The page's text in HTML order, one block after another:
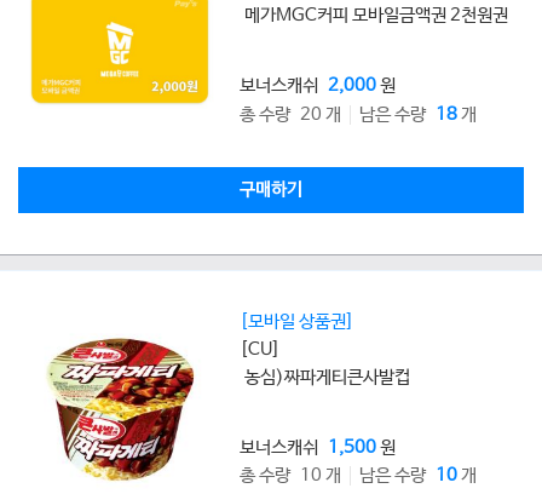
메가MGC커피 모바일금액권 2천원권
보너스캐쉬 2,000원
총 수량 20 개
남은 수량 18개
구매하기
[모바일 상품권]
[CU]
농심)짜파게티큰사발컵
보너스캐쉬 1,500원
총 수량 10 개
남은 수량 10개